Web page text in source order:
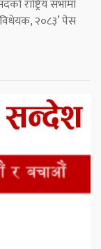
राष्ट्रिय सभामा
२०८३’ पेस